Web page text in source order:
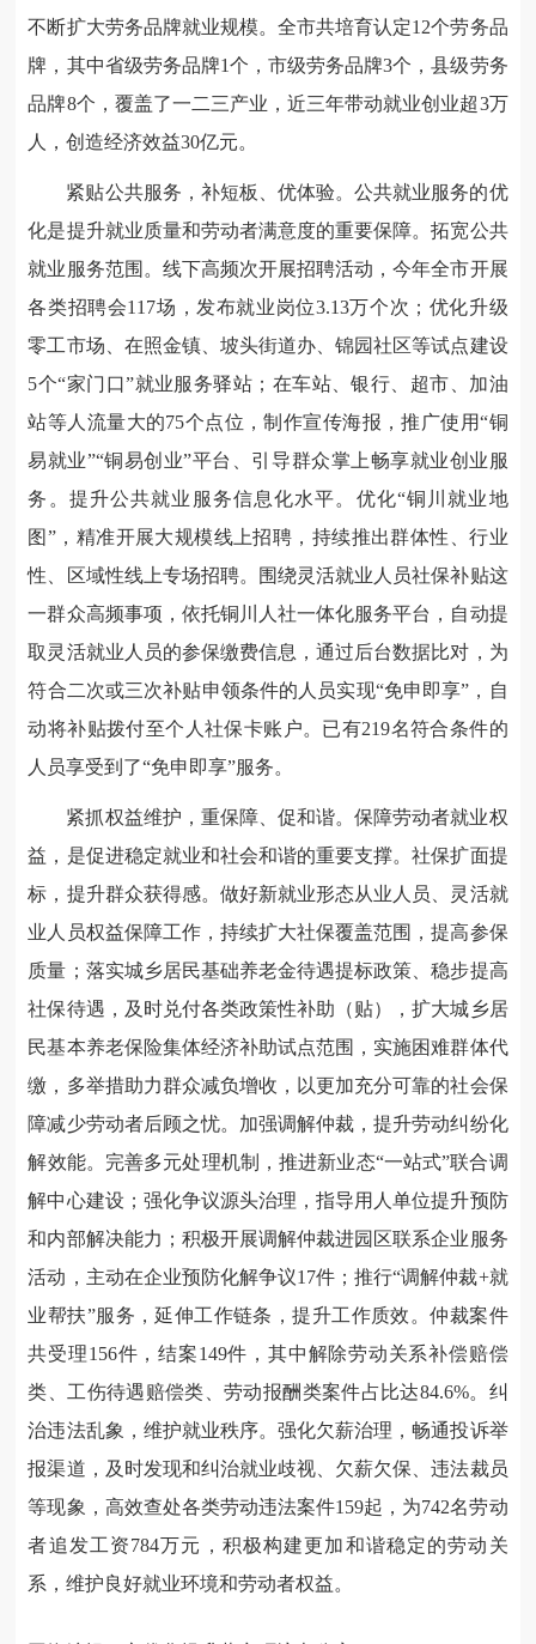
不断扩大劳务品牌就业规模。全市共培育认定12个劳务品
牌，其中省级劳务品牌1个，市级劳务品牌3个，县级劳务
品牌8个，覆盖了一二三产业，近三年带动就业创业超3万
人，创造经济效益30亿元。
紧贴公共服务，补短板、优体验。公共就业服务的优
化是提升就业质量和劳动者满意度的重要保障。拓宽公共
就业服务范围。线下高频次开展招聘活动，今年全市开展
各类招聘会117场，发布就业岗位3.13万个次；优化升级
零工市场、在照金镇、坡头街道办、锦园社区等试点建设
5个“家门口”就业服务驿站；在车站、银行、超市、加油
站等人流量大的75个点位，制作宣传海报，推广使用“铜
易就业”“铜易创业”平台、引导群众掌上畅享就业创业服
务。提升公共就业服务信息化水平。优化“铜川就业地
图”，精准开展大规模线上招聘，持续推出群体性、行业
性、区域性线上专场招聘。围绕灵活就业人员社保补贴这
一群众高频事项，依托铜川人社一体化服务平台，自动提
取灵活就业人员的参保缴费信息，通过后台数据比对，为
符合二次或三次补贴申领条件的人员实现“免申即享”，自
动将补贴拨付至个人社保卡账户。已有219名符合条件的
人员享受到了“免申即享”服务。
紧抓权益维护，重保障、促和谐。保障劳动者就业权
益，是促进稳定就业和社会和谐的重要支撑。社保扩面提
标，提升群众获得感。做好新就业形态从业人员、灵活就
业人员权益保障工作，持续扩大社保覆盖范围，提高参保
质量；落实城乡居民基础养老金待遇提标政策、稳步提高
社保待遇，及时兑付各类政策性补助（贴），扩大城乡居
民基本养老保险集体经济补助试点范围，实施困难群体代
缴，多举措助力群众减负增收，以更加充分可靠的社会保
障减少劳动者后顾之忧。加强调解仲裁，提升劳动纠纷化
解效能。完善多元处理机制，推进新业态“一站式”联合调
解中心建设；强化争议源头治理，指导用人单位提升预防
和内部解决能力；积极开展调解仲裁进园区联系企业服务
活动，主动在企业预防化解争议17件；推行“调解仲裁+就
业帮扶”服务，延伸工作链条，提升工作质效。仲裁案件
共受理156件，结案149件，其中解除劳动关系补偿赔偿
类、工伤待遇赔偿类、劳动报酬类案件占比达84.6%。纠
治违法乱象，维护就业秩序。强化欠薪治理，畅通投诉举
报渠道，及时发现和纠治就业歧视、欠薪欠保、违法裁员
等现象，高效查处各类劳动违法案件159起，为742名劳动
者追发工资784万元，积极构建更加和谐稳定的劳动关
系，维护良好就业环境和劳动者权益。